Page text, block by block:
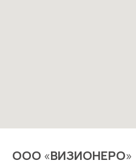
ООО «ВИЗИОНЕРО»